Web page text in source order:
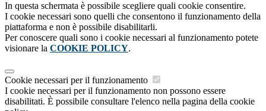
In questa schermata è possibile scegliere quali cookie consentire.
I cookie necessari sono quelli che consentono il funzionamento della
piattaforma e non è possibile disabilitarli.
Per conoscere quali sono i cookie necessari al funzionamento potete
visionare la COOKIE POLICY.
Cookie necessari per il funzionamento
I cookie necessari per il funzionamento non possono essere
disabilitati. È possibile consultare l'elenco nella pagina della cookie